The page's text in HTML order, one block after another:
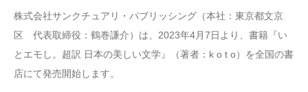
株式会社サンクチュアリ・パブリッシング（本社：東京都文京
区 代表取締役：鶴巻謙介）は、2023年4月7日より、書籍『い
とエモし。超訳 日本の美しい文学』（著者：k o t o）を全国の書
店にて発売開始します。